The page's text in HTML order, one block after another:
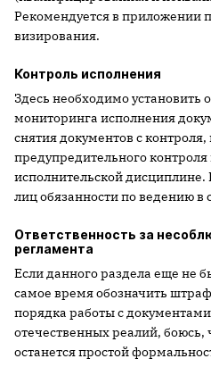
Рекомендуется в приложении
визирования.
Контроль исполнения
Здесь необходимо установить
мониторинга исполнения
снятия документов с
предупредительного контроля
исполнительской
лиц обязанности по ведению в
Ответственность за
регламента
Если данного раздела еще не
самое время обозначить
порядка работы с
отечественных реалий,
останется простой